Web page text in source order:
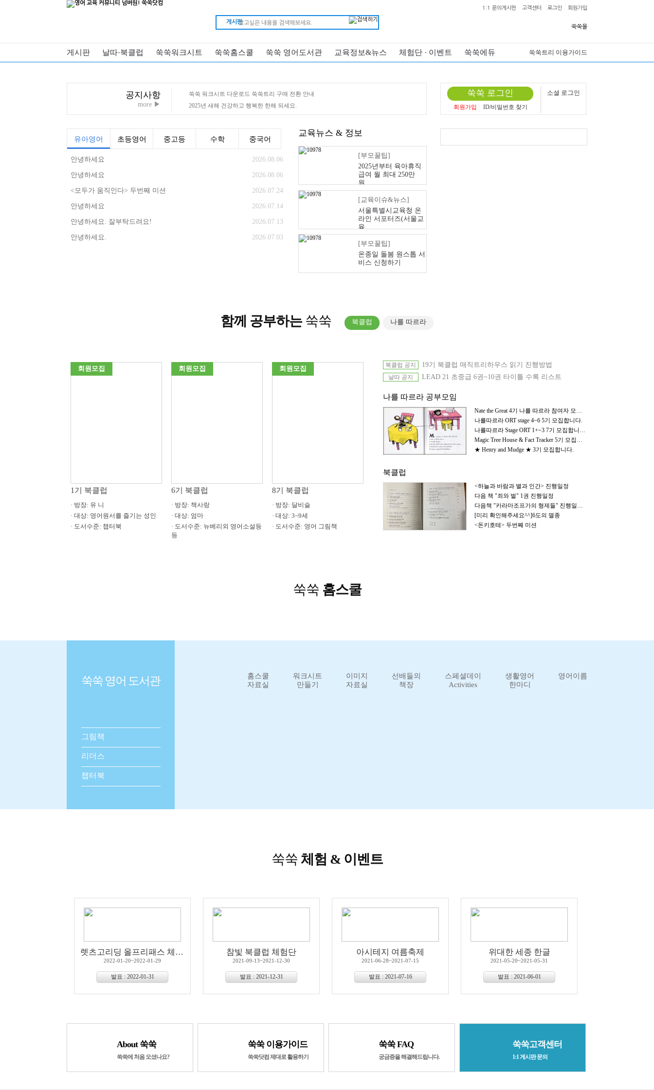
게시판
1:1 문의게시판 고객센터 로그인 회원가입
쑥쑥몰
게시판 날따·북클럽 쑥쑥워크시트 쑥쑥홈스쿨 쑥쑥 영어도서관 교육정보&뉴스 체험단 · 이벤트 쑥쑥에듀 쑥쑥트리 이용가이드
공지사항
more ▶
쑥쑥 워크시트 다운로드 쑥쑥트리 구매 전환 안내
2025년 새해 건강하고 행복한 한해 되세요.
유아영어 초등영어 중고등 수학 중국어
안녕하세요 2026.08.06
안녕하세요 2026.08.06
<모두가 움직인다> 두번째 미션 2026.07.24
안녕하세요 2026.07.14
안녕하세요. 잘부탁드려요! 2026.07.13
안녕하세요. 2026.07.03
교육뉴스 & 정보
[부모꿀팁]
2025년부터 육아휴직
급여 월 최대 250만
원…...
[교육이슈&뉴스]
서울특별시교육청 온
라인 서포터즈(서울교
육...
[부모꿀팁]
온종일 돌봄 원스톱 서
비스 신청하기
쑥쑥 로그인
회원가입 ID/비밀번호 찾기
소셜 로그인
함께 공부하는 쑥쑥 북클럽 나를 따르라
회원모집
1기 북클럽
· 방장: 유 니
· 대상: 영어원서를 즐기는 성인
· 도서수준: 챕터북
회원모집
6기 북클럽
· 방장: 책사랑
· 대상: 엄마
· 도서수준: 뉴베리외 영어소설등
등
회원모집
8기 북클럽
· 방장: 달비슬
· 대상: 3~9세
· 도서수준: 영어 그림책
회원모집
11기 북클럽
· 방장: 책사랑
· 대상: 남녀노소 모두
· 도서수준: 한글 책읽기
회원모집
16기 북클럽
· 방장: 벨린
· 대상: 중학생,초등고학년
· 도서수준: 신문
· 방장: puhaha
북클럽 공지 19기 북클럽 매직트리하우스 읽기 진행방법
날따 공지 LEAD 21 초중급 6권~10권 타이틀 수록 리스트
나를 따르라 공부모임
Nate the Great 4기 나를 따르라 참여자 모집합니다.
나를따르라 ORT stage 4~6 5기 모집합니다.
나를따르라 Stage ORT 1+~3 7기 모집합니다.
Magic Tree House & Fact Tracker 5기 모집합니다
★ Henry and Mudge ★ 3기 모집합니다.
북클럽
<하늘과 바람과 별과 인간> 진행일정
다음 책 "죄와 벌" 1권 진행일정
다음책 "카라마조프가의 형제들" 진행일정요~
[미리 확인해주세요^^]6도의 멸종
<돈키호테> 두번째 미션
쑥쑥 홈스쿨
쑥쑥 영어 도서관
그림책
리더스
챕터북
홈스쿨
자료실
워크시트
만들기
이미지
자료실
선배들의
책장
스페셜데이
Activities
생활영어
한마디
영어이름
쑥쑥 체험 & 이벤트
렛츠고리딩 올프리패스 체험단
2022-01-20~2022-01-29
발표 : 2022-01-31
참빛 북클럽 체험단
2021-09-13~2021-12-30
발표 : 2021-12-31
아시테지 여름축제
2021-06-28~2021-07-15
발표 : 2021-07-16
위대한 세종 한글
2021-05-20~2021-05-31
발표 : 2021-06-01
About 쑥쑥
쑥쑥에 처음 오셨나요?
쑥쑥 이용가이드
쑥쑥닷컴 제대로 활용하기
쑥쑥 FAQ
궁금증을 해결해드립니다.
쑥쑥고객센터
1:1 게시판 문의